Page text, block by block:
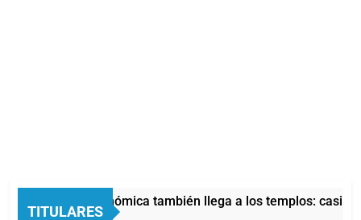
TITULARES
La crisis económica también llega a los templos: casi la